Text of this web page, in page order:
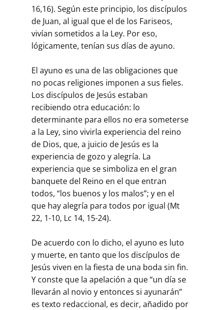
16,16). Según este principio, los discípulos
de Juan, al igual que el de los Fariseos,
vivían sometidos a la Ley. Por eso,
lógicamente, tenían sus días de ayuno.
El ayuno es una de las obligaciones que
no pocas religiones imponen a sus fieles.
Los discípulos de Jesús estaban
recibiendo otra educación: lo
determinante para ellos no era someterse
a la Ley, sino vivirla experiencia del reino
de Dios, que, a juicio de Jesús es la
experiencia de gozo y alegría. La
experiencia que se simboliza en el gran
banquete del Reino en el que entran
todos, “los buenos y los malos”; y en el
que hay alegría para todos por igual (Mt
22, 1-10, Lc 14, 15-24).
De acuerdo con lo dicho, el ayuno es luto
y muerte, en tanto que los discípulos de
Jesús viven en la fiesta de una boda sin fin.
Y conste que la apelación a que “un día se
llevarán al novio y entonces si ayunarán”
es texto redaccional, es decir, añadido por